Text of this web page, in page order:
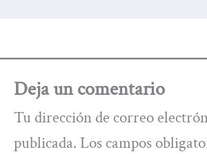
Deja un comentario
Tu dirección de correo
publicada. Los campos